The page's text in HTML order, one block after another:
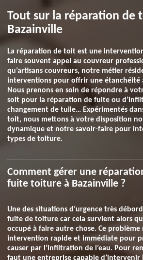
Tout sur la réparation de
Bazainville
La réparation de toit est une
faire souvent appel au couvreur
qu’artisans couvreurs, notre métier
interventions pour offrir une
Nous prenons en soin de répondre à
soit pour la réparation de fuite ou
changement de tuile… Expérimentés
toit, nous mettons à votre disposition
dynamique et notre savoir-faire pour
types de toiture.
Comment gérer une
fuite toiture à Bazainville ?
Une des situations d’urgence très
fuite de toiture car cela survient alors
occupé à faire autre chose. Ce problème
intervention rapide et immédiate pour
causer par l’infiltration de l’eau. Pour
faut une entreprise capable